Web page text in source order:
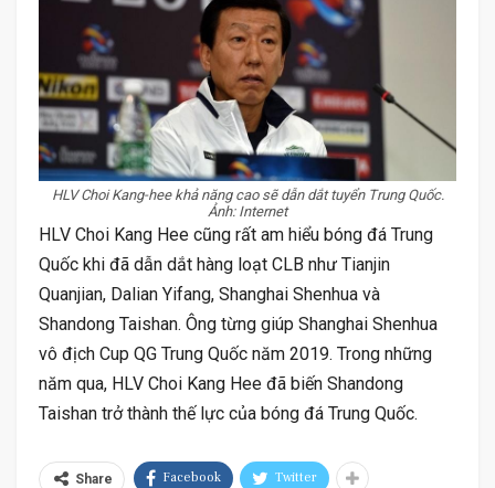
HLV Choi Kang-hee khả năng cao sẽ dẫn dắt tuyển Trung Quốc.
Ảnh: Internet
HLV Choi Kang Hee cũng rất am hiểu bóng đá Trung
Quốc khi đã dẫn dắt hàng loạt CLB như Tianjin
Quanjian, Dalian Yifang, Shanghai Shenhua và
Shandong Taishan. Ông từng giúp Shanghai Shenhua
vô địch Cup QG Trung Quốc năm 2019. Trong những
năm qua, HLV Choi Kang Hee đã biến Shandong
Taishan trở thành thế lực của bóng đá Trung Quốc.
Share Facebook Twitter